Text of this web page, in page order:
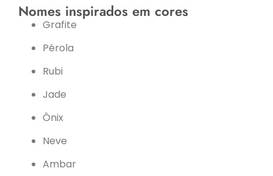
Nomes inspirados em cores
Grafite
Pérola
Rubi
Jade
Ônix
Neve
Ambar